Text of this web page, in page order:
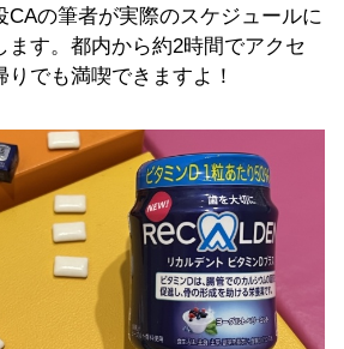
CAの筆者が実際のスケジュールに
ます。都内から約2時間でアクセ
でも満喫できますよ！